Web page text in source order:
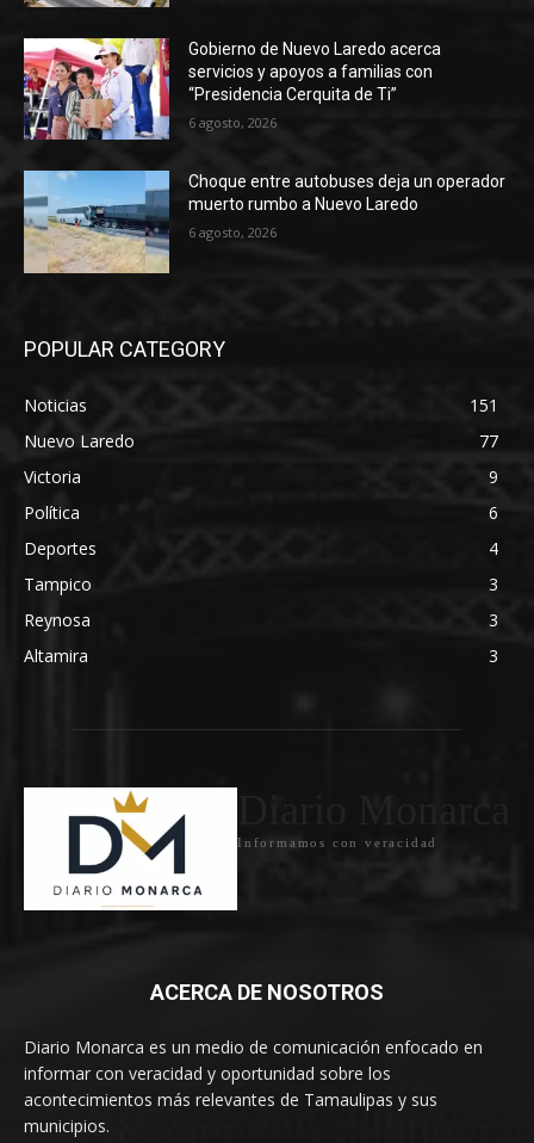
Gobierno de Nuevo Laredo acerca
servicios y apoyos a familias con
“Presidencia Cerquita de Ti”
6 agosto, 2026
Choque entre autobuses deja un operador
muerto rumbo a Nuevo Laredo
6 agosto, 2026
POPULAR CATEGORY
Noticias
151
Nuevo Laredo
77
Victoria
9
Política
6
Deportes
4
Tampico
3
Reynosa
3
Altamira
3
Informamos con veracidad
ACERCA DE NOSOTROS
Diario Monarca es un medio de comunicación enfocado en
informar con veracidad y oportunidad sobre los
acontecimientos más relevantes de Tamaulipas y sus
municipios.